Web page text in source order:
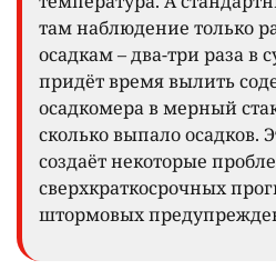
там наблюдение только
осадкам – два-три раза в
придёт время вылить
осадкомера в мерный
сколько выпало осадков.
создаёт некоторые
сверхкраткосрочных
штормовых